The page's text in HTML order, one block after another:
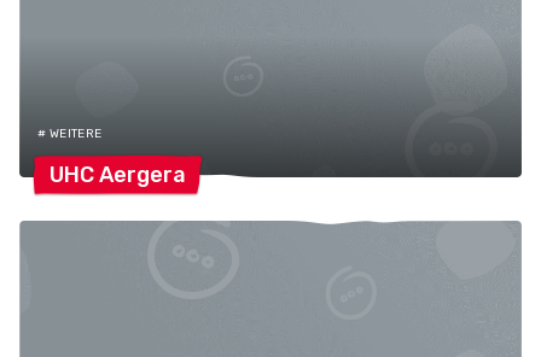
# WEITERE
UHCAergera